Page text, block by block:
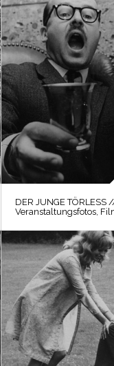
DER JUNGE TÖRLESS
Veranstaltungsfotos,